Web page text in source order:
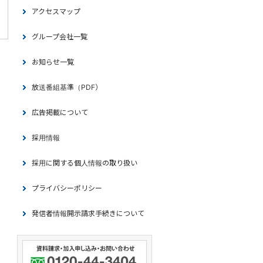
アクセスマップ
グループ会社一覧
お知らせ一覧
放送番組基準（PDF）
広告掲載について
採用情報
採用に関する個人情報の取り扱い
プライバシーポリシー
発信者情報開示請求手続きについて